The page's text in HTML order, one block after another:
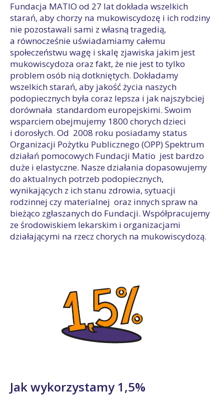
Fundacja MATIO od 27 lat dokłada wszelkich
starań, aby chorzy na mukowiscydozę i ich rodziny
nie pozostawali sami z własną tragedią,
a równocześnie uświadamiamy całemu
społeczeństwu wagę i skalę zjawiska jakim jest
mukowiscydoza oraz fakt, że nie jest to tylko
problem osób nią dotkniętych. Dokładamy
wszelkich starań, aby jakość życia naszych
podopiecznych była coraz lepsza i jak najszybciej
dorównała standardom europejskimi. Swoim
wsparciem obejmujemy 1800 chorych dzieci
i dorosłych. Od 2008 roku posiadamy status
Organizacji Pożytku Publicznego (OPP) Spektrum
działań pomocowych Fundacji Matio jest bardzo
duże i elastyczne. Nasze działania dopasowujemy
do aktualnych potrzeb podopiecznych,
wynikających z ich stanu zdrowia, sytuacji
rodzinnej czy materialnej oraz innych spraw na
bieżąco zgłaszanych do Fundacji. Współpracujemy
ze środowiskiem lekarskim i organizacjami
działającymi na rzecz chorych na mukowiscydozą.
Jak wykorzystamy 1,5%